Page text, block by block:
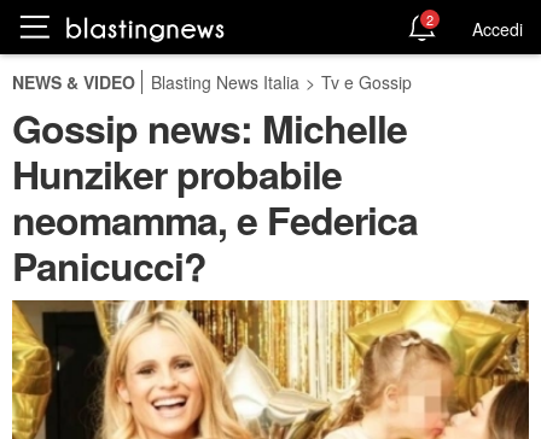
2 Accedi
NEWS & VIDEO Blasting News Italia > Tv e Gossip
Gossip news: Michelle
Hunziker probabile
neomamma, e Federica
Panicucci?